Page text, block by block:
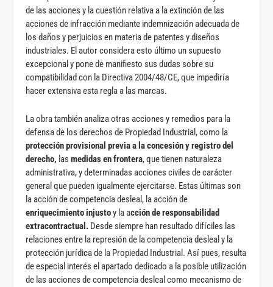
de las acciones y la cuestión relativa a la extinción de las
acciones de infracción mediante indemnización adecuada de
los daños y perjuicios en materia de patentes y diseños
industriales. El autor considera esto último un supuesto
excepcional y pone de manifiesto sus dudas sobre su
compatibilidad con la Directiva 2004/48/CE, que impediría
hacer extensiva esta regla a las marcas.
La obra también analiza otras acciones y remedios para la
defensa de los derechos de Propiedad Industrial, como la
protección provisional previa a la concesión y registro del
derecho, lasmedidas en frontera, que tienen naturaleza
administrativa, y determinadas acciones civiles de carácter
general que pueden igualmente ejercitarse. Estas últimas son
la acción de competencia desleal, la acción de
enriquecimiento injustoy la acción de responsabilidad
extracontractual. Desde siempre han resultado difíciles las
relaciones entre la represión de la competencia desleal y la
protección jurídica de la Propiedad Industrial. Así pues, resulta
de especial interés el apartado dedicado a la posible utilización
de las acciones de competencia desleal como mecanismo de